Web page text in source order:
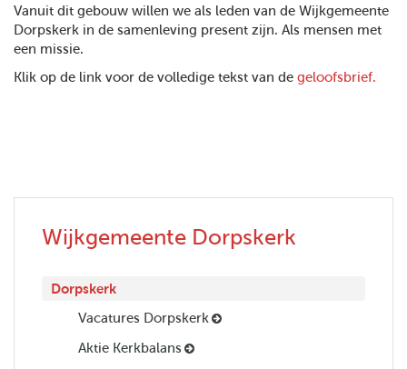
Vanuit dit gebouw willen we als leden van de Wijkgemeente
Dorpskerk in de samenleving present zijn. Als mensen met
een missie.
Klik op de link voor de volledige tekst van de geloofsbrief.
Wijkgemeente Dorpskerk
Dorpskerk
Vacatures Dorpskerk
Aktie Kerkbalans